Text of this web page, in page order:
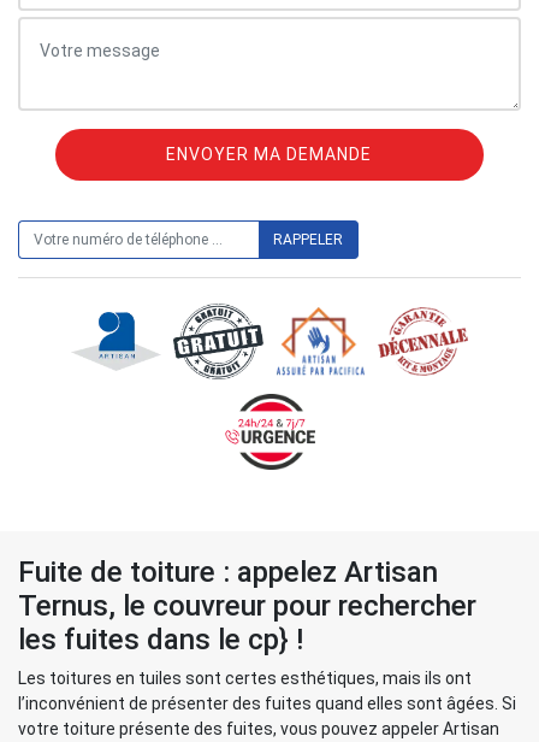
Fuite de toiture : appelez Artisan
Ternus, le couvreur pour rechercher
les fuites dans le cp} !
Les toitures en tuiles sont certes esthétiques, mais ils ont
l’inconvénient de présenter des fuites quand elles sont âgées. Si
votre toiture présente des fuites, vous pouvez appeler Artisan